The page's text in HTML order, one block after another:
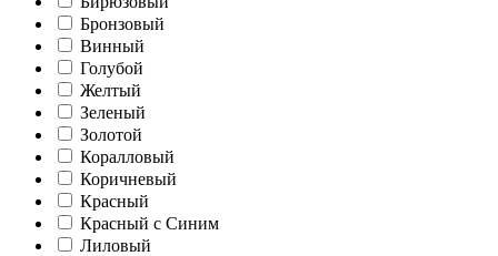
Бронзовый
Винный
Голубой
Желтый
Зеленый
Золотой
Коралловый
Коричневый
Красный
Красный с Синим
Лиловый